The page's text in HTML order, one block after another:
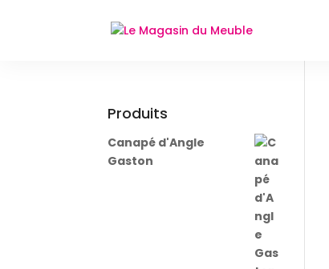
Produits
Canapé d'Angle
Gaston